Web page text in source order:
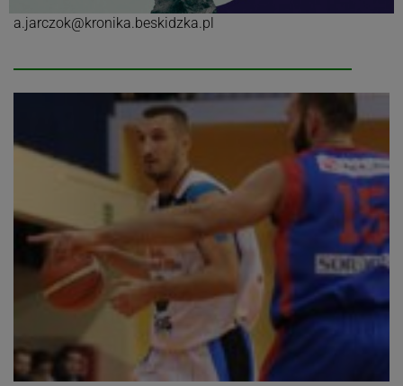
Autor:
a.jarczok@kronika.beskidzka.pl